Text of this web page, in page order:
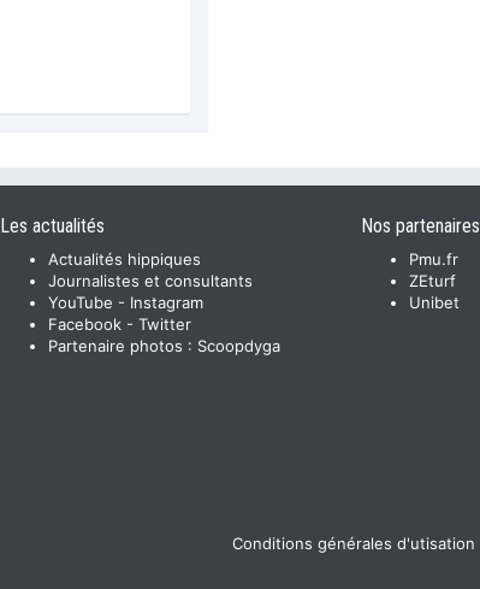
Les actualités
Actualités hippiques
Journalistes et consultants
YouTube - Instagram
Facebook - Twitter
Partenaire photos : Scoopdyga
Nos partenaires
Pmu.fr
ZEturf
Unibet
Conditions générales d'utisation